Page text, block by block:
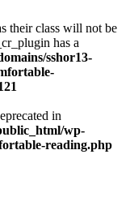
their class will not be
has a
sshor13-
in
wp-
reading.php